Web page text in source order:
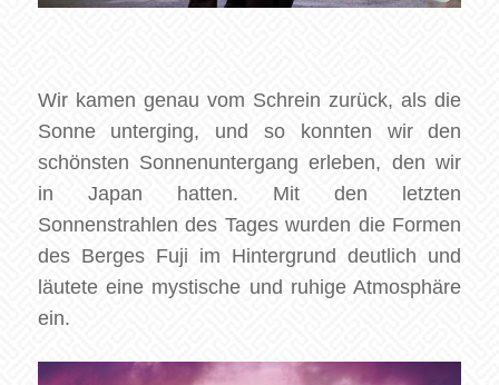
Wir kamen genau vom Schrein zurück, als die
Sonne unterging, und so konnten wir den
schönsten Sonnenuntergang erleben, den wir
in Japan hatten. Mit den letzten
Sonnenstrahlen des Tages wurden die Formen
des Berges Fuji im Hintergrund deutlich und
läutete eine mystische und ruhige Atmosphäre
ein.